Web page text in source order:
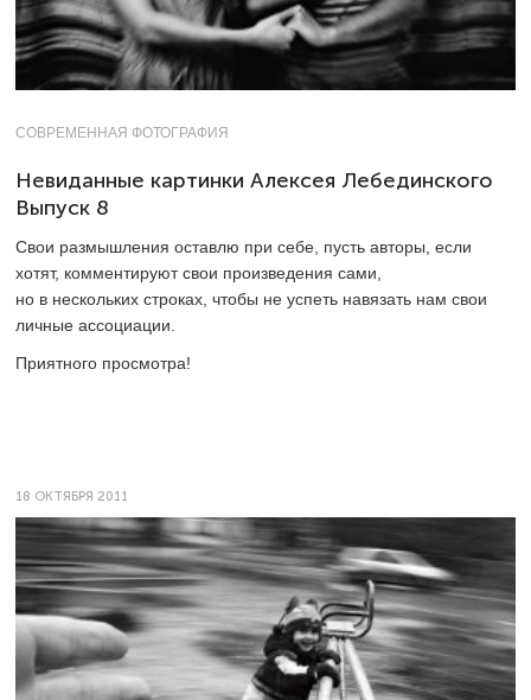
СОВРЕМЕННАЯ ФОТОГРАФИЯ
Невиданные картинки Алексея Лебединского
Выпуск 8
Свои размышления оставлю при себе, пусть авторы, если
хотят, комментируют свои произведения сами,
но в нескольких строках, чтобы не успеть навязать нам свои
личные ­ассоциации.
Приятного просмотра!
18 ОКТЯБРЯ 2011